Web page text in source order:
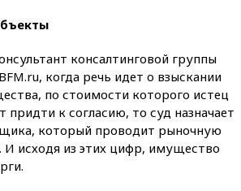
консалтинговой группы
когда речь идет о взыскании
по стоимости которого истец
придти к согласию, то суд назначает
который проводит рыночную
исходя из этих цифр, имущество